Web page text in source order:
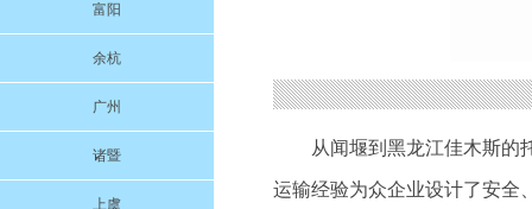
富阳
余杭
广州
诸暨
上虞
从闻堰到黑龙江佳木斯的
运输经验为众企业设计了安全